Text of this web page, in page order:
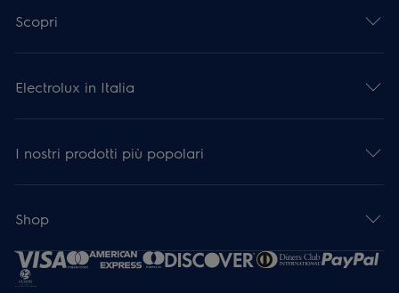
Scopri
Electrolux in Italia
I nostri prodotti più popolari
Shop